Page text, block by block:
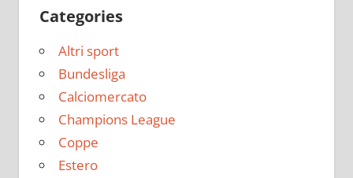
Categories
Altri sport
Bundesliga
Calciomercato
Champions League
Coppe
Estero